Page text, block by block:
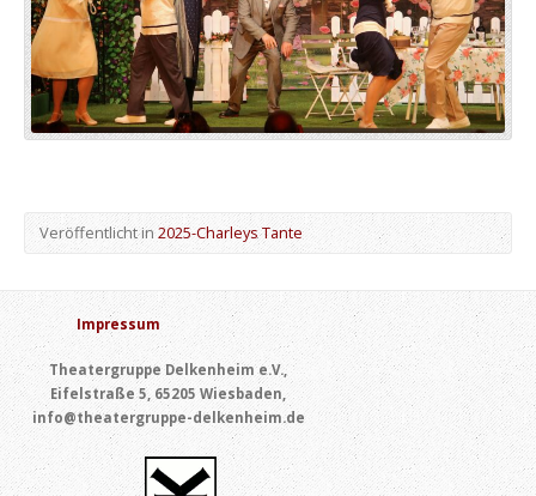
Veröffentlicht in2025-Charleys Tante
Impressum
Theatergruppe Delkenheim e.V.,
Eifelstraße 5, 65205 Wiesbaden,
info@theatergruppe-delkenheim.de